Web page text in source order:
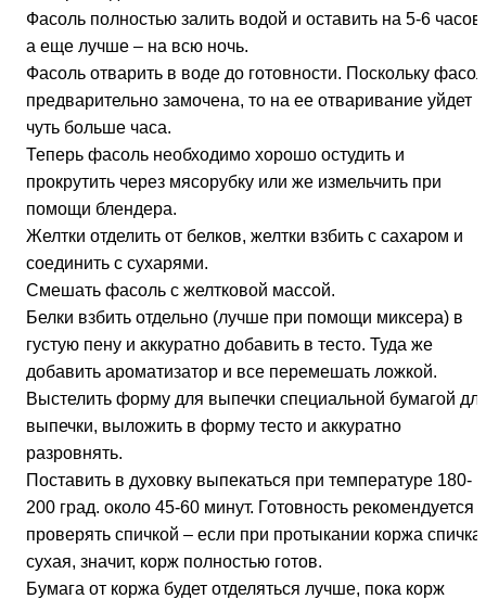
Фасоль полностью залить водой и оставить на 5-6 часов,
а еще лучше – на всю ночь.
Фасоль отварить в воде до готовности. Поскольку
предварительно замочена, то на ее отваривание уйдет
чуть больше часа.
Теперь фасоль необходимо хорошо остудить и
прокрутить через мясорубку или же измельчить при
помощи блендера.
Желтки отделить от белков, желтки взбить с сахаром и
соединить с сухарями.
Смешать фасоль с желтковой массой.
Белки взбить отдельно (лучше при помощи миксера) в
густую пену и аккуратно добавить в тесто. Туда же
добавить ароматизатор и все перемешать ложкой.
Выстелить форму для выпечки специальной бумагой
выпечки, выложить в форму тесто и аккуратно
разровнять.
Поставить в духовку выпекаться при температуре 180-
200 град. около 45-60 минут. Готовность рекомендуется
проверять спичкой – если при протыкании коржа спичка
сухая, значит, корж полностью готов.
Бумага от коржа будет отделяться лучше, пока корж